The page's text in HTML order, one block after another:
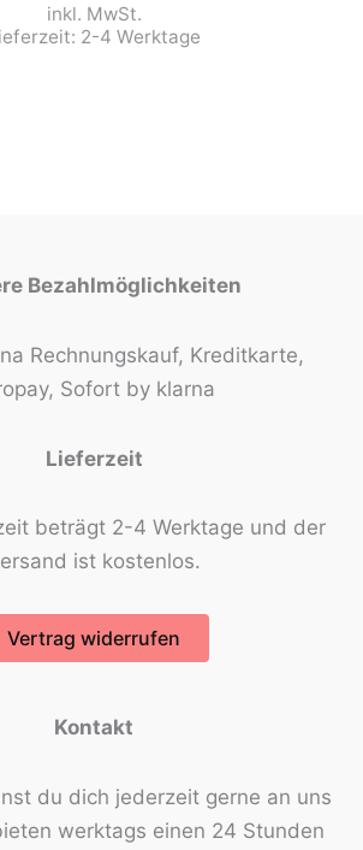
inkl. MwSt.
2-4 Werktage
Bezahlmöglichkeiten
Rechnungskauf, Kreditkarte,
Sofort by klarna
Lieferzeit
beträgt 2-4 Werktage und der
ist kostenlos.
Vertrag widerrufen
Kontakt
du dich jederzeit gerne an uns
werktags einen 24 Stunden